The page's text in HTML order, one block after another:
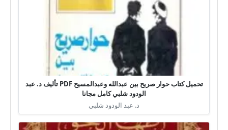
تحميل كتاب حوار صريح بين عبدالله وعبدالمسيح PDF تأليف د. عبد
الودود شلبي كامل مجانا
د. عبد الودود شلبي